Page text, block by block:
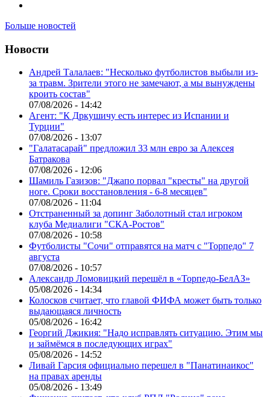
Больше новостей
Новости
Андрей Талалаев: "Несколько футболистов выбыли из-
за травм. Зрители этого не замечают, а мы вынуждены
кроить состав"
07/08/2026 - 14:42
Агент: "К Дркушичу есть интерес из Испании и
Турции"
07/08/2026 - 13:07
"Галатасарай" предложил 33 млн евро за Алексея
Батракова
07/08/2026 - 12:06
Шамиль Газизов: "Джапо порвал "кресты" на другой
ноге. Сроки восстановления - 6-8 месяцев"
07/08/2026 - 11:04
Отстраненный за допинг Заболотный стал игроком
клуба Медиалиги "СКА-Ростов"
07/08/2026 - 10:58
Футболисты "Сочи" отправятся на матч с "Торпедо" 7
августа
07/08/2026 - 10:57
Александр Ломовицкий перешёл в «Торпедо-БелАЗ»
05/08/2026 - 14:34
Колосков считает, что главой ФИФА может быть только
выдающаяся личность
05/08/2026 - 16:42
Георгий Джикия: "Надо исправлять ситуацию. Этим мы
и займёмся в последующих играх"
05/08/2026 - 14:52
Ливай Гарсия официально перешел в "Панатинаикос"
на правах аренды
05/08/2026 - 13:49